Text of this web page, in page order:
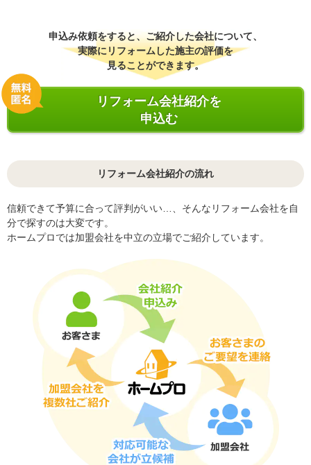
申込み依頼をすると、ご紹介した会社について、
実際にリフォームした施主の評価を
見ることができます。
リフォーム会社紹介を
申込む
リフォーム会社紹介の流れ
信頼できて予算に合って評判がいい…、そんなリフォーム会社を自
分で探すのは大変です。
ホームプロでは加盟会社を中立の立場でご紹介しています。